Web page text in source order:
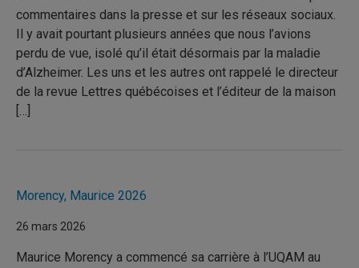
commentaires dans la presse et sur les réseaux sociaux.
Il y avait pourtant plusieurs années que nous l’avions
perdu de vue, isolé qu’il était désormais par la maladie
d’Alzheimer. Les uns et les autres ont rappelé le directeur
de la revue Lettres québécoises et l’éditeur de la maison
[…]
Morency, Maurice 2026
26 mars 2026
Maurice Morency a commencé sa carrière à l’UQAM au